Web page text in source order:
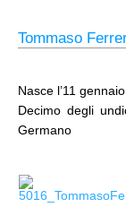
Tommaso
Nasce l’11
Decimo degli
Germano